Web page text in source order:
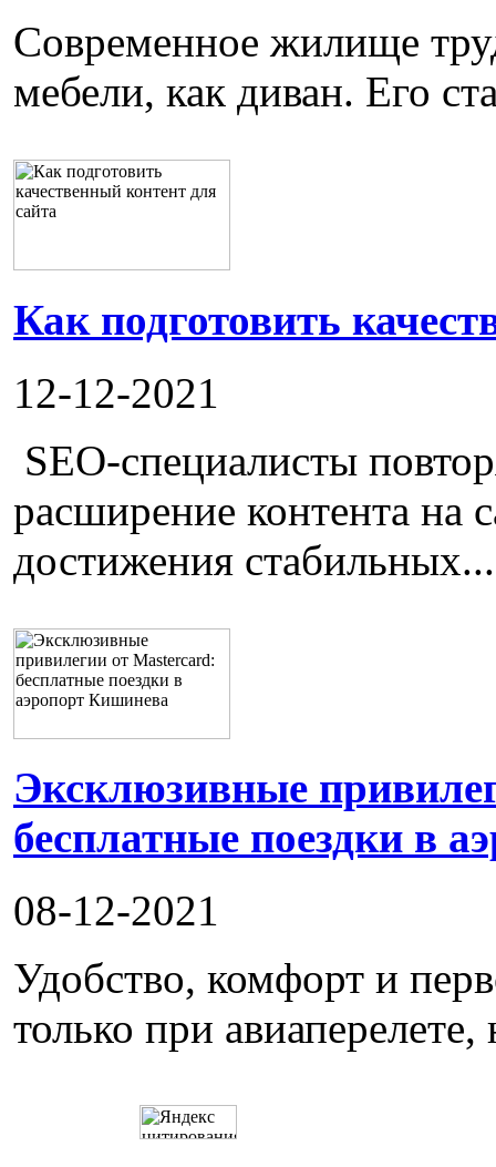
Современное жилище
мебели, как диван. Его
Как подготовить
12-12-2021
SEO-специалисты
расширение контента на
достижения стабильных...
Эксклюзивные
бесплатные поездки в
08-12-2021
Удобство, комфорт и
только при